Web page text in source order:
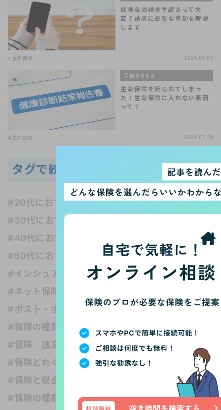
保険金の請求手続きって大
変？請求に必要な書類を解説
します
#生命保険 2021.08.05
手続きQ＆A
生命保険を断られてしまっ
た！生命保険に入れない原因
って？
#生命保険 2021.07.29
タグで絞り込む
#20代におすすめの保険
#30代におすすめの保険
#40代におすすめの保険
#50代におすすめの保険
#AI
#アンケート調査
#インシュアテック
#お金の知識
#がん保険
#ネット保険
#ポスト・ホケニズムの生活考
#介護保険
#保健の種類
#保険 受取人
#保険 妊娠
#保険 独身
#保険いらない？
#保険どれくらい入る？
#保険と健康
#保険と税金
#保険の必要性
#保険の種類
#保険の見直し
#保険の選び方